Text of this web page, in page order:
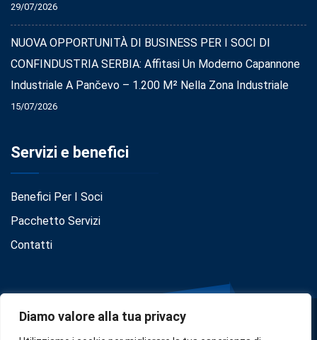
Diamo valore alla tua privacy
29/07/2026
NUOVA OPPORTUNITÀ DI BUSINESS PER I SOCI DI
CONFINDUSTRIA SERBIA: Affitasi Un Moderno Capannone
Industriale A Pančevo – 1.200 M² Nella Zona Industriale
15/07/2026
Servizi e benefici
Benefici Per I Soci
Pacchetto Servizi
Contatti